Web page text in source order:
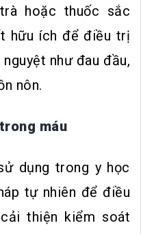
hoặc thuốc sắc
hữu ích để điều trị
như đau đầu,
nôn.
máu
dụng trong y học
tự nhiên để điều
thiện kiểm soát